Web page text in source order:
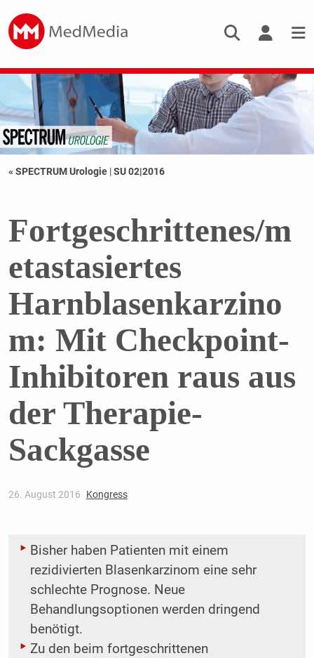
« SPECTRUM Urologie |SU 02|2016
Fortgeschrittenes/m
etastasiertes
Harnblasenkarzino
m: Mit Checkpoint-
Inhibitoren raus aus
der Therapie-
Sackgasse
26. August 2016 Kongress
Bisher haben Patienten mit einem
rezidivierten Blasenkarzinom eine sehr
schlechte Prognose. Neue
Behandlungsoptionen werden dringend
benötigt.
Zu den beim fortgeschrittenen